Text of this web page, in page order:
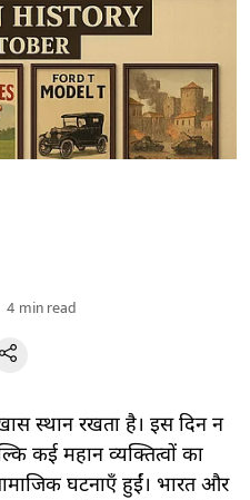
4 min read
स्थान रखता है। इस दिन न
कई महान व्यक्तित्वों का
घटनाएँ हुईं। भारत और